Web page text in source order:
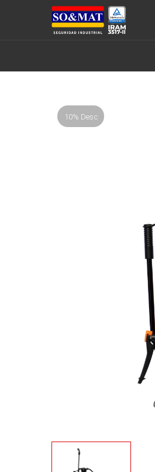
10% Desc